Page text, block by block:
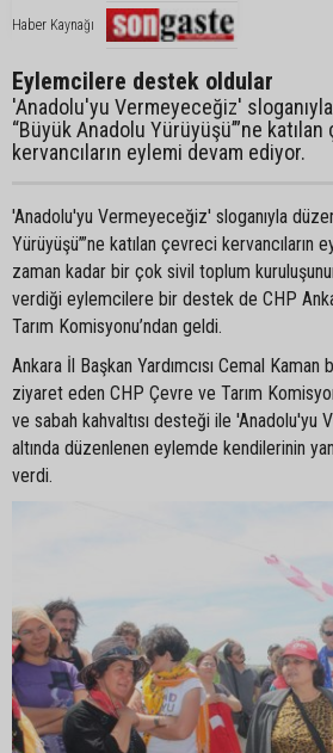
Haber Kaynağı
Eylemcilere destek oldular
'Anadolu'yu Vermeyeceğiz'
“Büyük Anadolu Yürüyüşü’”ne
kervancıların eylemi devam ediyor.
'Anadolu'yu Vermeyeceğiz' sloganıyla
Yürüyüşü’”ne katılan çevreci kervancıların
zaman kadar bir çok sivil toplum
verdiği eylemcilere bir destek de CHP
Tarım Komisyonu’ndan geldi.
Ankara İl Başkan Yardımcısı Cemal Kaman
ziyaret eden CHP Çevre ve Tarım
ve sabah kahvaltısı desteği ile 'Anadolu'yu
altında düzenlenen eylemde kendilerinin
verdi.